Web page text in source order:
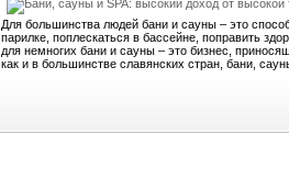
Для большинства людей бани и сауны – это
парилке, поплескаться в бассейне, поправить
для немногих бани и сауны – это бизнес,
как и в большинстве славянских стран, бани,